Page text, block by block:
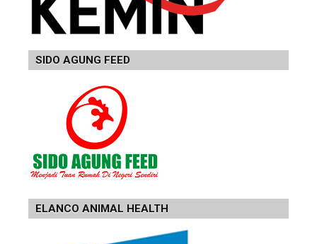
SIDO AGUNG FEED
ELANCO ANIMAL HEALTH